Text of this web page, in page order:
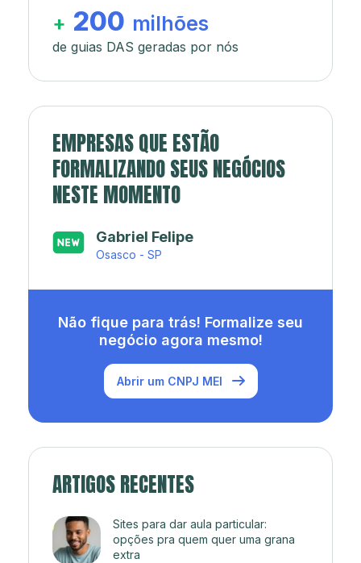
+ 200 milhões
de guias DAS geradas por nós
EMPRESAS QUE ESTÃO
FORMALIZANDO SEUS NEGÓCIOS
NESTE MOMENTO
Japa’s açaí e sorveteria
Rio de Janeiro - RJ
Não fique para trás! Formalize seu
negócio agora mesmo!
Abrir um CNPJ MEI
ARTIGOS RECENTES
Sites para dar aula particular:
opções pra quem quer uma grana
extra